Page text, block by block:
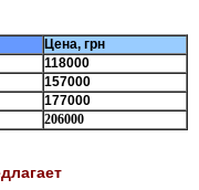
Цена, грн
118000
157000
177000
206000